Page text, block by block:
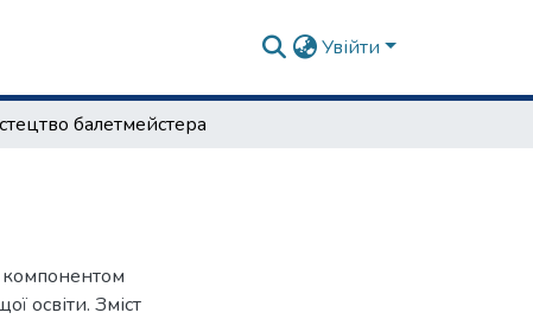
Увійти
балетмейстера
освіти. Зміст